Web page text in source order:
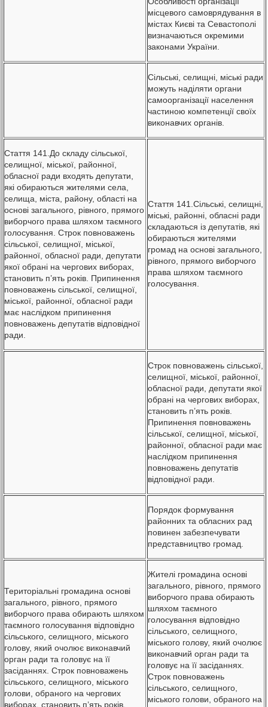
місцевого самоврядування в
містах Києві та Севастополі
визначаються окремими
законами України.
Сільські, селищні, міські ради
можуть наділяти органи
самоорганізації населення
частиною компетенції своїх
виконавчих органів.
Стаття 141.До складу сільської,
селищної, міської, районної,
обласної ради входять депутати,
які обираються жителями села,
селища, міста, району, області на
основі загального, рівного, прямого
виборчого права шляхом таємного
голосування. Строк повноважень
сільської, селищної, міської,
районної, обласної ради, депутати
якої обрані на чергових виборах,
становить п’ять років. Припинення
повноважень сільської, селищної,
міської, районної, обласної ради
має наслідком припинення
повноважень депутатів відповідної
ради.
Стаття 141.Сільські, селищні,
міські, районні, обласні ради
складаються із депутатів, які
обираються жителями
громад на основі загального,
рівного, прямого виборчого
права шляхом таємного
голосування.
Строк повноважень сільської,
селищної, міської, районної,
обласної ради, депутати якої
обрані на чергових виборах,
становить п’ять років.
Припинення повноважень
сільської, селищної, міської,
районної, обласної ради має
наслідком припинення
повноважень депутатів
відповідної ради.
Порядок формування
районних та обласних рад
повинен забезпечувати
представництво громад.
Територіальні громадина основі
загального, рівного, прямого
виборчого права обирають шляхом
таємного голосування відповідно
сільського, селищного, міського
голову, який очолює виконавчий
орган ради та головує на її
засіданнях. Строк повноважень
сільського, селищного, міського
голови, обраного на чергових
виборах, становить п’ять років.
Жителі громадина основі
загального, рівного, прямого
виборчого права обирають
шляхом таємного
голосування відповідно
сільського, селищного,
міського голову, який очолює
виконавчий орган ради та
головує на її засіданнях.
Строк повноважень
сільського, селищного,
міського голови, обраного на